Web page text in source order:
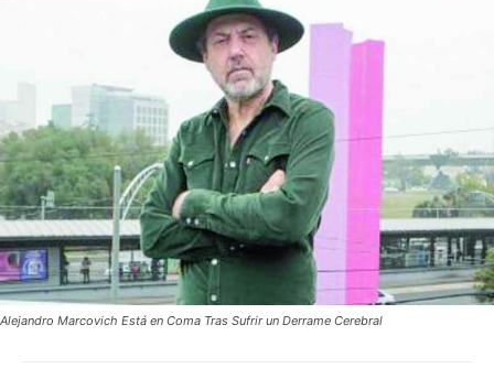
Alejandro Marcovich Está en Coma Tras Sufrir un Derrame Cerebral